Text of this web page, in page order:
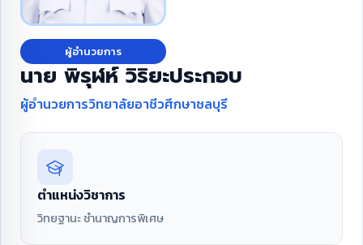
ผู้อำนวยการ
นาย พิรุฬห์ วิริยะประกอบ
ผู้อำนวยการวิทยาลัยอาชีวศึกษาชลบุรี
ตำแหน่งวิชาการ
วิทยฐานะ ชำนาญการพิเศษ